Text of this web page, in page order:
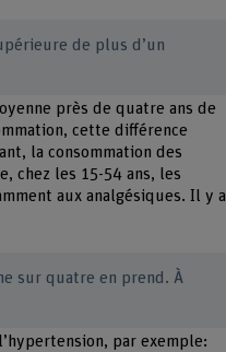
de plus d’un
près de quatre ans de
cette différence
la consommation des
chez les 15-54 ans, les
aux analgésiques. Il y a
sur quatre en prend. À
par exemple: